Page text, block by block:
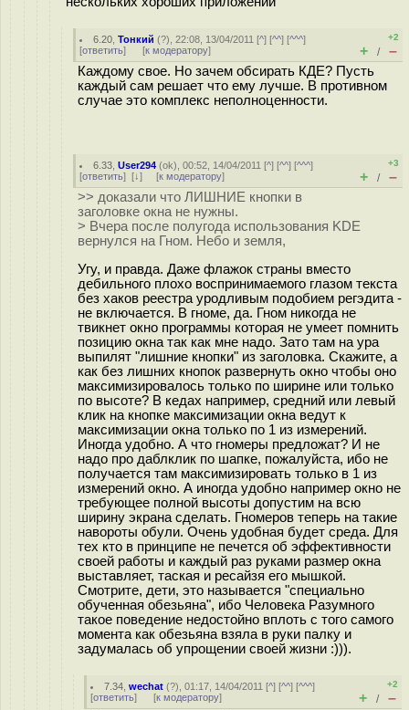
6.20 ,Тонкий (?), 22:08, 13/04/2011 [^] [^^] [^^^]
[ответить] [к модератору]
+2
+ / –
Каждому свое. Но зачем обсирать КДЕ? Пусть
каждый сам решает что ему лучше. В противном
случае это комплекс неполноценности.
6.33 ,User294 (ok), 00:52, 14/04/2011 [^] [^^] [^^^]
[ответить] [↓] [к модератору]
+3
+ / –
>> доказали что ЛИШНИЕ кнопки в
заголовке окна не нужны.
> Вчера после полугода использования KDE
вернулся на Гном. Небо и земля,
Угу, и правда. Даже флажок страны вместо
дебильного плохо воспринимаемого глазом текста
без хаков реестра уродливым подобием регэдита -
не включается. В гноме, да. Гном никогда не
твикнет окно программы которая не умеет помнить
позицию окна так как мне надо. Зато там на ура
выпилят "лишние кнопки" из заголовка. Скажите, а
как без лишних кнопок развернуть окно чтобы оно
максимизировалось только по ширине или только
по высоте? В кедах например, средний или левый
клик на кнопке максимизации окна ведут к
максимизации окна только по 1 из измерений.
Иногда удобно. А что гномеры предложат? И не
надо про даблклик по шапке, пожалуйста, ибо не
получается там максимизировать только в 1 из
измерений окно. А иногда удобно например окно не
требующее полной высоты допустим на всю
ширину экрана сделать. Гномеров теперь на такие
навороты обули. Очень удобная будет среда. Для
тех кто в принципе не печется об эффективности
своей работы и каждый раз руками размер окна
выставляет, таская и ресайзя его мышкой.
Смотрите, дети, это называется "специально
обученная обезьяна", ибо Человека Разумного
такое поведение недостойно вплоть с того самого
момента как обезьяна взяла в руки палку и
задумалась об упрощении своей жизни :))).
7.34 ,wechat (?), 01:17, 14/04/2011 [^] [^^] [^^^]
[ответить] [к модератору]
+2
+ / –